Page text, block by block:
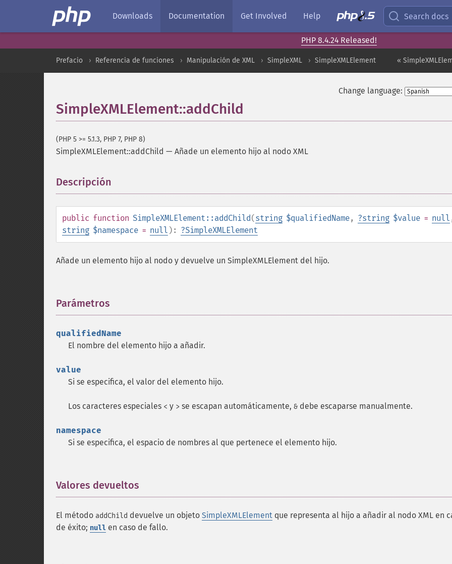
Downloads Documentation Get Involved Help Search docs
PHP 8.4.24 Released!
«
Prefacio Referencia de funciones Manipulación de XML SimpleXML SimpleXMLElement
Change language:
SimpleXMLElement::addChild
(PHP 5 >= 5.1.3, PHP 7, PHP 8)
SimpleXMLElement::addChild — Añade un elemento hijo al nodo XML
Descripción
public function SimpleXMLElement::addChild(string $qualifiedName, ?string $value = null
string $namespace = null ): ?SimpleXMLElement
Añade un elemento hijo al nodo y devuelve un SimpleXMLElement del hijo.
Parámetros
qualifiedName
El nombre del elemento hijo a añadir.
value
Si se especifica, el valor del elemento hijo.
Los caracteres especiales < y > se escapan automáticamente, & debe escaparse manualmente.
namespace
Si se especifica, el espacio de nombres al que pertenece el elemento hijo.
Valores devueltos
El método addChild devuelve un objeto SimpleXMLElement que representa al hijo a añadir al nodo XML en
de éxito; null en caso de fallo.